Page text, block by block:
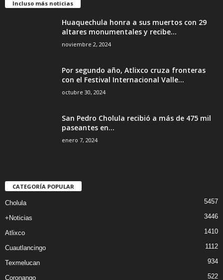
Incluso más noticias
Huaquechula honra a sus muertos con 29
altares monumentales y recibe...
noviembre 2, 2024
Por segundo año, Atlixco cruza fronteras
con el Festival Internacional Valle...
octubre 30, 2024
San Pedro Cholula recibió a más de 475 mil
paseantes en...
enero 7, 2024
CATEGORÍA POPULAR
Cholula 5457
+Noticias 3446
Atlixco 1410
Cuautlancingo 1112
Texmelucan 934
Coronango 522